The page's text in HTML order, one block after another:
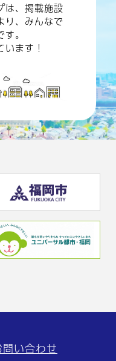
は、掲載施設
り、みんなで
。
ます！
問い合わせ